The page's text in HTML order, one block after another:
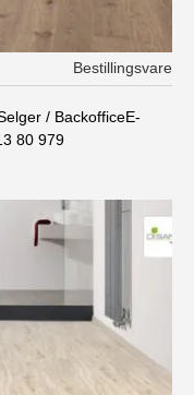
Bestillingsvare
/ BackofficeE-
80 979